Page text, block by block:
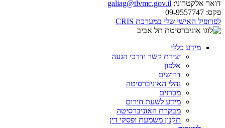
דואר אלקטרוני: galiag@tlvmc.gov.il
פקס:
לפרופיל האישי שלי במערכת CRIS
מידע כללי
יצירת קשר ודרכי הגעה
אלפון
דרושים
נהלי האוניברסיטה
מכרזים
מידע לשעת חירום
מבקרת האוניברסיטה
תקנון משמעת ופסקי דין